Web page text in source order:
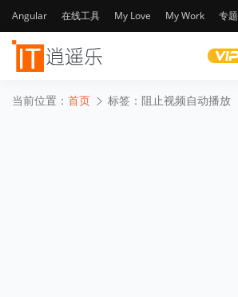
Angular 在线工具 My Love My Work 专题
当前位置： 首页 标签：阻止视频自动播放